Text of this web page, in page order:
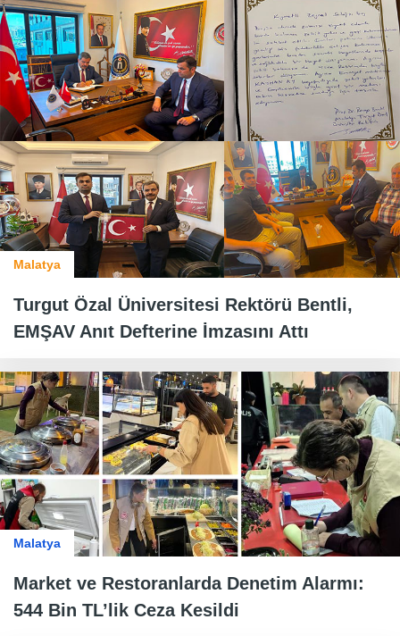
Malatya
Turgut Özal Üniversitesi Rektörü Bentli,
EMŞAV Anıt Defterine İmzasını Attı
Malatya
Market ve Restoranlarda Denetim Alarmı:
544 Bin TL’lik Ceza Kesildi